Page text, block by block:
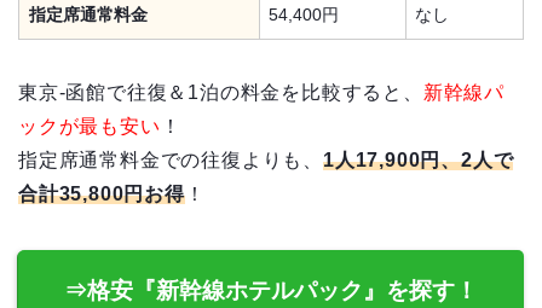
指定席通常料金 54,400円 なし
東京-函館で往復＆1泊の料金を比較すると、 新幹線パ
ックが最も安い ！
指定席通常料金での往復よりも、 1人17,900円、2人で
合計35,800円お得！
⇒格安『新幹線ホテルパック』を探す！